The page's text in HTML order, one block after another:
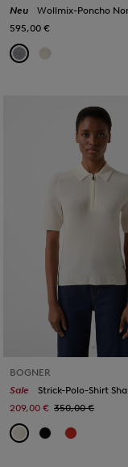
Neu
Wollmix-Poncho
595,00 €
BOGNER
Sale
Strick-Polo-Shirt
209,00 € 350,00 €